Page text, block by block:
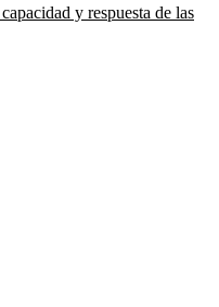
y respuesta de las